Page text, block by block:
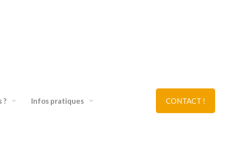
? Infos pratiques CONTACT !